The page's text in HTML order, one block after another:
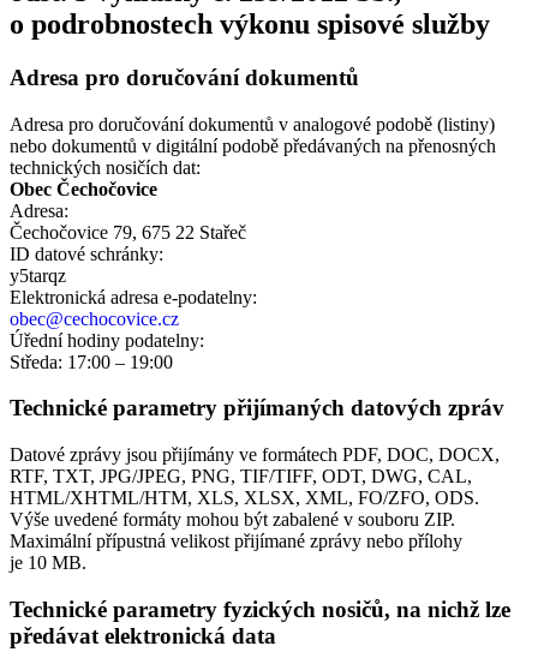
o podrobnostech výkonu spisové služby
Adresa pro doručování dokumentů
Adresa pro doručování dokumentů v analogové podobě (listiny)
nebo dokumentů v digitální podobě předávaných na přenosných
technických nosičích dat:
Obec Čechočovice
Adresa:
Čechočovice 79, 675 22 Stařeč
ID datové schránky:
y5tarqz
Elektronická adresa e‑podatelny:
obec@cechocovice.cz
Úřední hodiny podatelny:
Středa: 17:00 – 19:00
Technické parametry přijímaných datových zpráv
Datové zprávy jsou přijímány ve formátech PDF, DOC, DOCX,
RTF, TXT, JPG/JPEG, PNG, TIF/TIFF, ODT, DWG, CAL,
HTML/XHTML/HTM, XLS, XLSX, XML, FO/ZFO, ODS.
Výše uvedené formáty mohou být zabalené v souboru ZIP.
Maximální přípustná velikost přijímané zprávy nebo přílohy
je 10 MB.
Technické parametry fyzických nosičů, na nichž lze
předávat elektronická data